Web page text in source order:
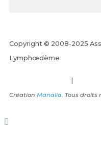
Copyright © 2008-2025
Lymphœdème
Création Manalia. Tous droits